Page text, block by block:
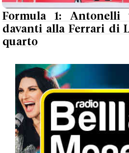
Formula 1: Antonelli
davanti alla Ferrari di
quarto